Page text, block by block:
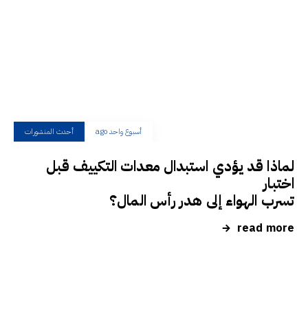
أسبوع واحد ago أحدث المنشورات
لماذا قد يؤدي استبدال معدات التكييف قبل
اختبار
تسرب الهواء إلى هدر رأس المال؟
read more